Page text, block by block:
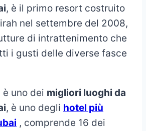
, è il primo resort costruito
nel settembre del 2008,
di intrattenimento che
i gusti delle diverse fasce
uno dei migliori luoghi da
, è uno degli hotel più
, comprende 16 dei